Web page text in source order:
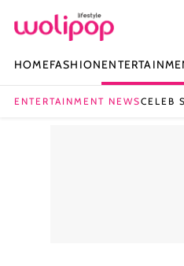
HOMEFASHION
ENTERTAINMENT NEWSCELEB